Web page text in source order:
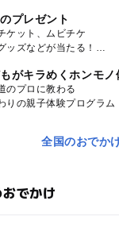
プレゼント
ケット、ムビチケ
ッズなどが当たる！
がキラめくホンモノ
のプロに教わる
りの親子体験プログラム
全国のおでか
でかけ